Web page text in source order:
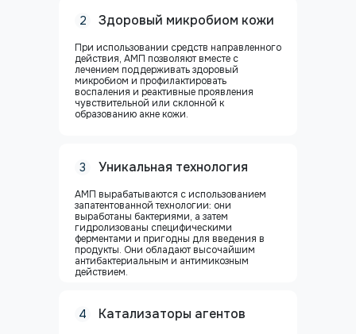
Здоровый микробиом кожи
При использовании средств направленного
действия, АМП позволяют вместе с
лечением поддерживать здоровый
микробиом и профилактировать
воспаления и реактивные проявления
чувствительной или склонной к
образованию акне кожи.
2
Уникальная технология
АМП вырабатываются с использованием
запатенто­ванной технологии: они
выработаны бактериями, а затем
гидролизованы специфическими
ферментами и пригодны для введения в
продукты. Они обладают высочайшим
антибактериальным и антимикозным
действием.
3
Катализаторы агентов
4